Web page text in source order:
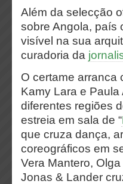
Além da selecção
sobre Angola, país
visível na sua
curadoria da
O certame arranca
Kamy Lara e
diferentes regiões
estreia em sala de “
que cruza dança,
coreográficos em
Vera Mantero,
Jonas & Lander